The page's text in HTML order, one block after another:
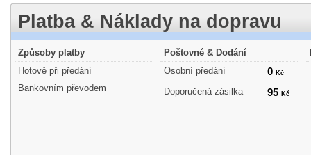
Platba & Náklady na dopravu
Způsoby platby
Hotově při předání
Bankovním převodem
Poštovné & Dodání
Osobní předání
0 Kč
Doporučená zásilka 95 Kč